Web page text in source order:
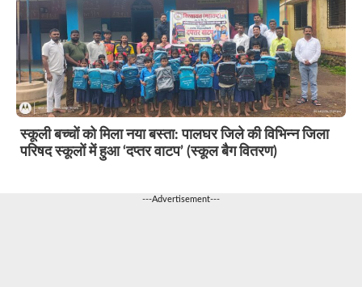
स्कूली बच्चों को मिला नया बस्ता: पालघर जिले की विभिन्न जिला
परिषद स्कूलों में हुआ ‘दप्तर वाटप’ (स्कूल बैग वितरण)
---Advertisement---